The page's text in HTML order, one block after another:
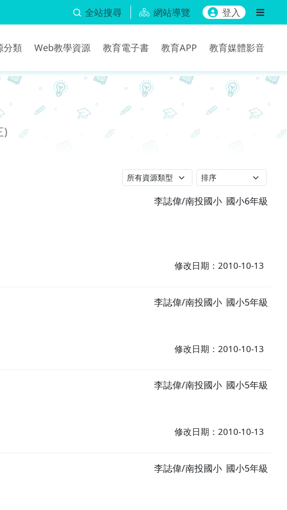
全站搜尋 網站導覽 登入
分類 Web教學資源 教育電子書 教育APP 教育媒體影音
)
李誌偉/南投國小 國小6年級
修改日期：2010-10-13
李誌偉/南投國小 國小5年級
修改日期：2010-10-13
李誌偉/南投國小 國小5年級
修改日期：2010-10-13
李誌偉/南投國小 國小5年級